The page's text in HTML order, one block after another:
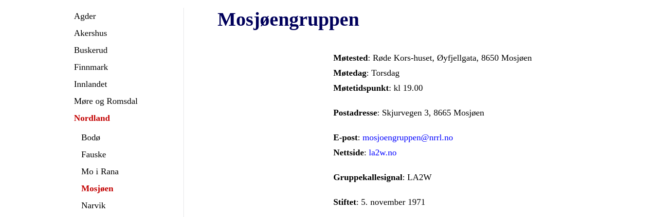
Mosjøengruppen
Møtested: Røde Kors-huset, Øyfjellgata, 8650 Mosjøen
Møtedag: Torsdag
Møtetidspunkt: kl 19.00
Postadresse: Skjurvegen 3, 8665 Mosjøen
E-post: mosjoengruppen@nrrl.no
Nettside: la2w.no
Gruppekallesignal: LA2W
Stiftet: 5. november 1971
Agder
Akershus
Buskerud
Finnmark
Innlandet
Møre og Romsdal
Nordland
Bodø
Fauske
Mo i Rana
Mosjøen
Narvik